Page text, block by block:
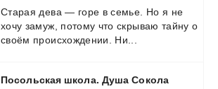
Старая дева — горе в семье. Но я не
хочу замуж, потому что скрываю тайну о
своём происхождении. Ни...
Посольская школа. Душа Сокола